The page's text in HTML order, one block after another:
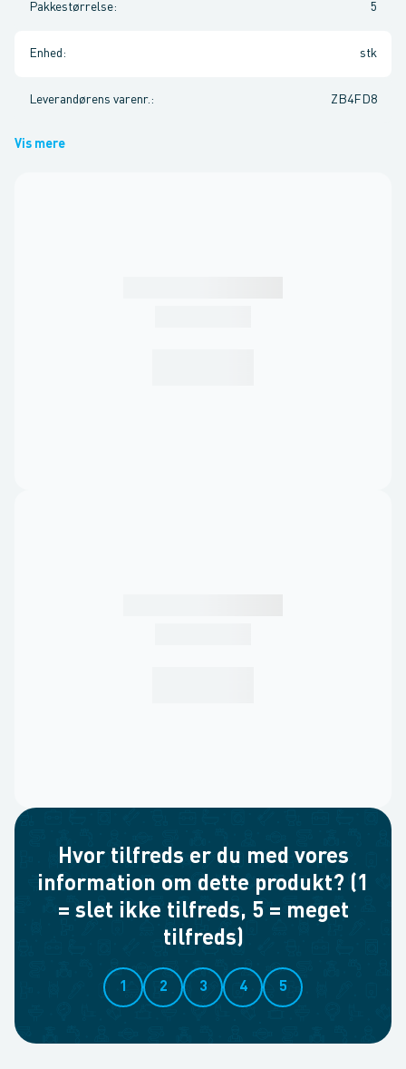
Pakkestørrelse: 5
Enhed : stk
Leverandørens varenr. : ZB4FD8
Vis mere
Hvor tilfreds er du med vores
information om dette produkt? (1
= slet ikke tilfreds, 5 = meget
tilfreds)
1 2 3 4 5